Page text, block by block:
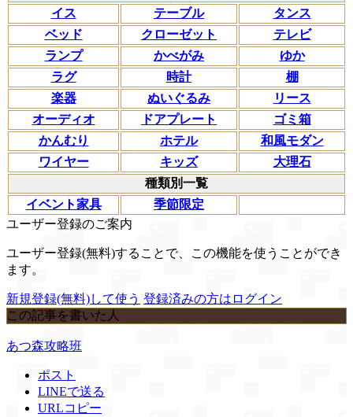
イス
テーブル
タンス
ベッド
クローゼット
テレビ
ランプ
かべがみ
ゆか
ラグ
時計
棚
楽器
ぬいぐるみ
リース
オーディオ
ドアプレート
ゴミ箱
かんむり
ホテル
和風モダン
ワイヤー
キッズ
大理石
種類別一覧
イベント家具
季節限定
ユーザー登録のご案内
ユーザー登録(無料)することで、この機能を使うことができ
ます。
新規登録(無料)して使う 登録済みの方はログイン
この記事を書いた人
あつ森攻略班
ポスト
LINEで送る
URLコピー